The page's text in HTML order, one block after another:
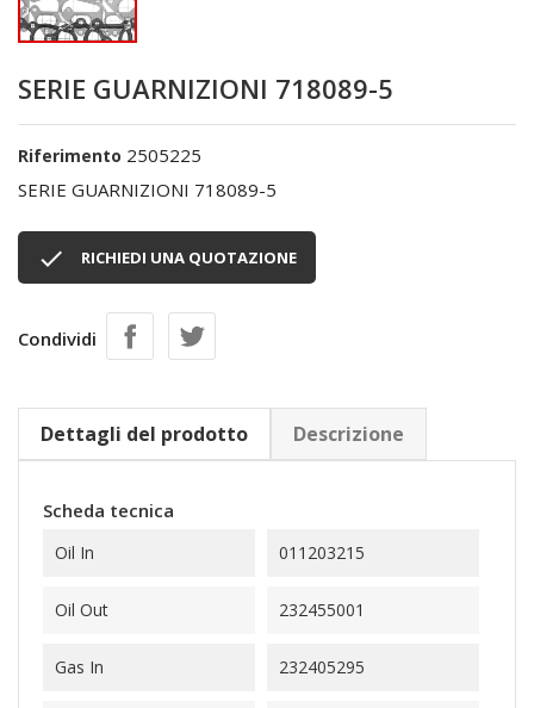
SERIE GUARNIZIONI 718089-5
Riferimento 2505225
SERIE GUARNIZIONI 718089-5
 RICHIEDI UNA QUOTAZIONE
Condividi
Dettagli del prodotto Descrizione
Scheda tecnica
Oil In 011203215
Oil Out 232455001
Gas In 232405295